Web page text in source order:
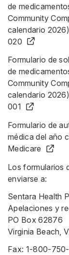
de
Community
calendario
020
Formulario de
de
Community
calendario
001
Formulario de
médica del año
Medicare
Los formularios
enviarse a:
Sentara Health
Apelaciones y
PO Box 62876
Virginia Beach,
Fax: 1-800-